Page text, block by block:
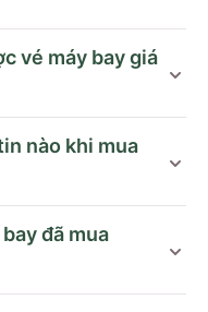
vé máy bay giá
nào khi mua
đã mua